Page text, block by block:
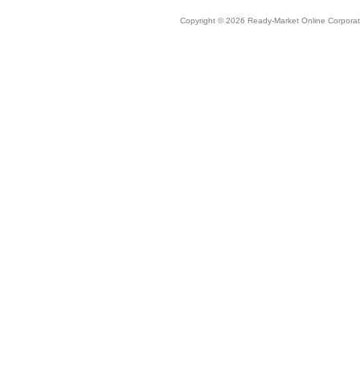
Copyright © 2026 Ready-Market Online